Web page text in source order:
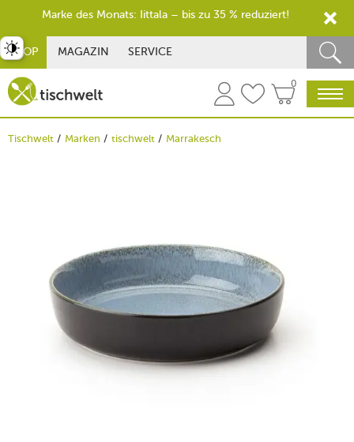
SHOP MAGAZIN SERVICE
0
Tischwelt Marken tischwelt Marrakesch
umschalten
Marke des Monats: Iittala – bis zu 35 % reduziert!